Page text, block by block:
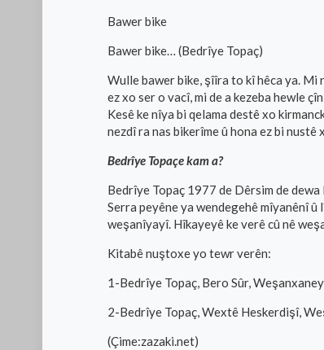
Bawer bike
Bawer bike… (Bedrîye Topaç)
Wulle bawer bike, şîîra to kî hêca ya. Mi
ez xo ser o vacî, mi de a kezeba hewle
Kesê ke nîya bi qelama destê xo
nezdî ra nas bikerîme û hona ez bi nustê
Bedrîye Topaçe kam a?
Bedrîye Topaç 1977 de Dêrsim de
Serra peyêne ya wendegehê mîyanênî
weşanîyayî. Hîkayeyê ke verê cû nê
Kitabê nuştoxe yo tewr verên:
1-Bedrîye Topaç, Bero Sûr,
2-Bedrîye Topaç, Wextê Heskerdişî,
(Çime:zazaki.net)